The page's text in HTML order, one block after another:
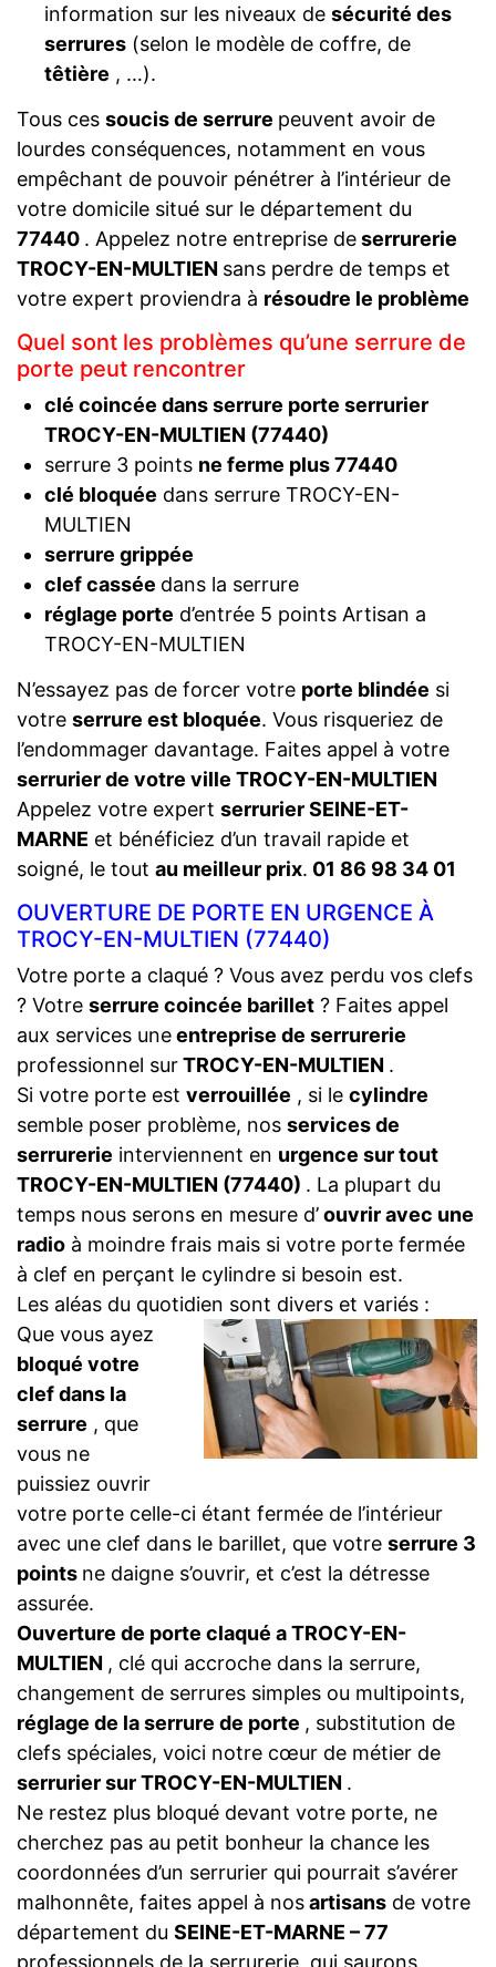
information sur les niveaux de sécurité des
serrures(selon le modèle de coffre, de
têtière , …).
Tous ces soucis de serrure peuvent avoir de
lourdes conséquences, notamment en vous
empêchant de pouvoir pénétrer à l’intérieur de
votre domicile situé sur le département du
77440 . Appelez notre entreprise deserrurerie
TROCY-EN-MULTIEN sans perdre de temps et
votre expert proviendra à résoudre le problème
Quel sont les problèmes qu’une serrure de
porte peut rencontrer
clé coincée dans serrure porte serrurier
TROCY-EN-MULTIEN (77440)
serrure 3 points ne ferme plus 77440
clé bloquée dans serrure TROCY-EN-
MULTIEN
serrure grippée
clef cassée dans la serrure
réglage porte d’entrée 5 points Artisan a
TROCY-EN-MULTIEN
N’essayez pas de forcer votre porte blindée si
votre serrure est bloquée. Vous risqueriez de
l’endommager davantage. Faites appel à votre
serrurier de votre ville TROCY-EN-MULTIEN
Appelez votre expert serrurier SEINE-ET-
MARNE et bénéficiez d’un travail rapide et
soigné, le tout au meilleur prix. 01 86 98 34 01
OUVERTURE DE PORTE EN URGENCE À
TROCY-EN-MULTIEN (77440)
Votre porte a claqué ? Vous avez perdu vos clefs
? Votre serrure coincée barillet ? Faites appel
aux services uneentreprise de serrurerie
professionnel surTROCY-EN-MULTIEN .
Si votre porte est verrouillée , si le cylindre
semble poser problème, nos services de
serrurerie interviennent en urgence sur tout
TROCY-EN-MULTIEN (77440) . La plupart du
temps nous serons en mesure d’ouvrir avec une
radio à moindre frais mais si votre porte fermée
à clef en perçant le cylindre si besoin est.
Les aléas du quotidien sont divers et variés :
Que vous ayez
bloqué votre
clef dans la
serrure , que
vous ne
puissiez ouvrir
votre porte celle-ci étant fermée de l’intérieur
avec une clef dans le barillet, que votre serrure 3
points ne daigne s’ouvrir, et c’est la détresse
assurée.
Ouverture de porte claqué a TROCY-EN-
MULTIEN , clé qui accroche dans la serrure,
changement de serrures simples ou multipoints,
réglage de la serrure de porte , substitution de
clefs spéciales, voici notre cœur de métier de
serrurier sur TROCY-EN-MULTIEN .
Ne restez plus bloqué devant votre porte, ne
cherchez pas au petit bonheur la chance les
coordonnées d’un serrurier qui pourrait s’avérer
malhonnête, faites appel à nosartisans de votre
département du SEINE-ET-MARNE – 77
professionnels de la serrurerie, qui saurons